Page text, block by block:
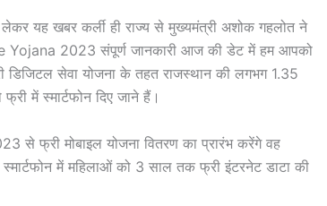
यह खबर कर्ली ही राज्य से मुख्यमंत्री अशोक गहलोत ने
Yojana 2023 संपूर्ण जानकारी आज की डेट में हम आपको
डिजिटल सेवा योजना के तहत राजस्थान की लगभग 1.35
में स्मार्टफोन दिए जाने हैं।
से फ्री मोबाइल योजना वितरण का प्रारंभ करेंगे वह
में महिलाओं को 3 साल तक फ्री इंटरनेट डाटा की